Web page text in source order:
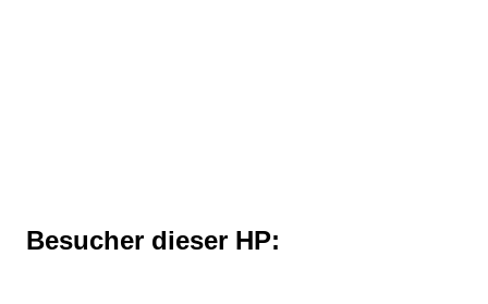
Besucher dieser HP: